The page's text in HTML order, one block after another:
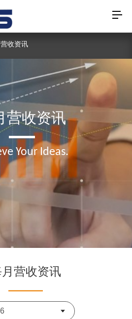
收资讯
营收资讯
Your Ideas.
营收资讯